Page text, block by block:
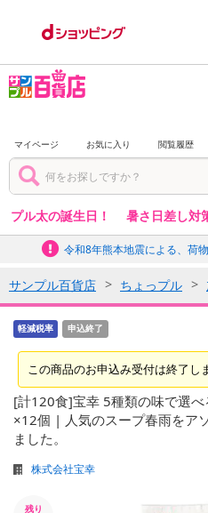
マイページ お気に入り 閲覧履歴
プル太の誕生日！ 暑さ日差し対
令和8年熊本地震による、荷
サンプル百貨店 ちょっプル
軽減税率 申込終了
この商品のお申込み受付は終了し
[計120食]宝幸 5種類の味で選
×12個 | 人気のスープ春雨をア
ました。
株式会社宝幸
残り